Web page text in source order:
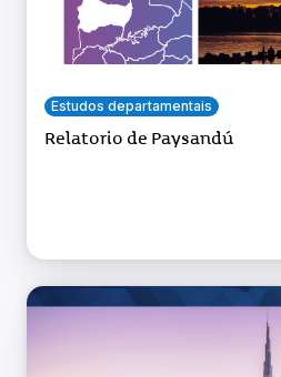
Estudos departamentais
Relatorio de Paysandú